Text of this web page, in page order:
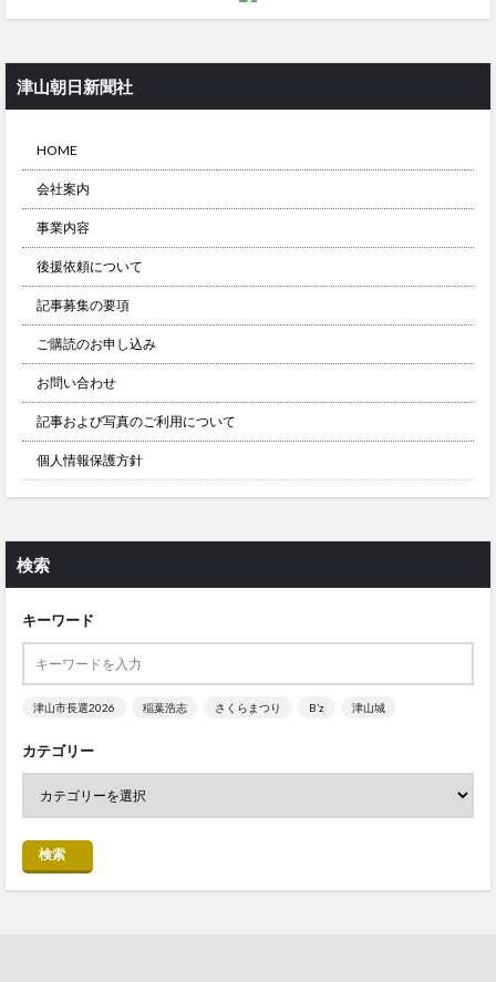
津山朝日新聞社
HOME
会社案内
事業内容
後援依頼について
記事募集の要項
ご購読のお申し込み
お問い合わせ
記事および写真のご利用について
個人情報保護方針
検索
キーワード
津山市長選2026 稲葉浩志 さくらまつり B’z 津山城
カテゴリー
検索